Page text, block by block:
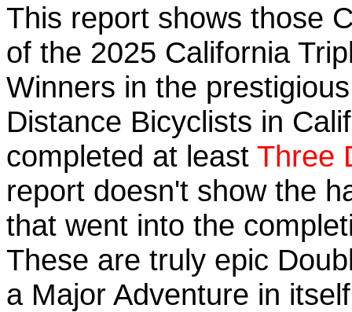
This report shows those
of the 2025 California
Winners in the
Distance Bicyclists in
completed at least Three
report doesn't show the
that went into the
These are truly epic
a Major Adventure in